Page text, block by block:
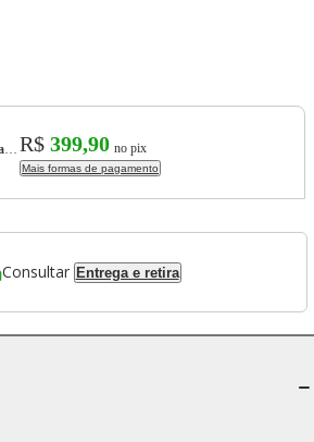
Mochila Laptop Gato Preto R$ 399,90 no pix
Mais formas de pagamento
Consultar Entrega e retira